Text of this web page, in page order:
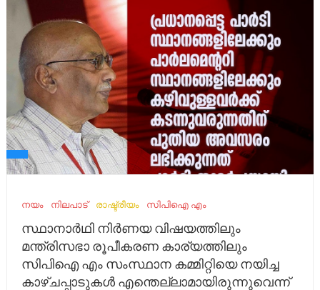
നയം നിലപാട് രാഷ്ട്രീയം സിപിഐ എം
സ്ഥാനാർഥി നിർണയ വിഷയത്തിലും
മന്ത്രിസഭാ രൂപീകരണ കാര്യത്തിലും
സിപിഐ എം സംസ്ഥാന കമ്മിറ്റിയെ നയിച്ച
കാഴ്‌ചപ്പാടുകൾ എന്തെല്ലാമായിരുന്നുവെന്ന്‌